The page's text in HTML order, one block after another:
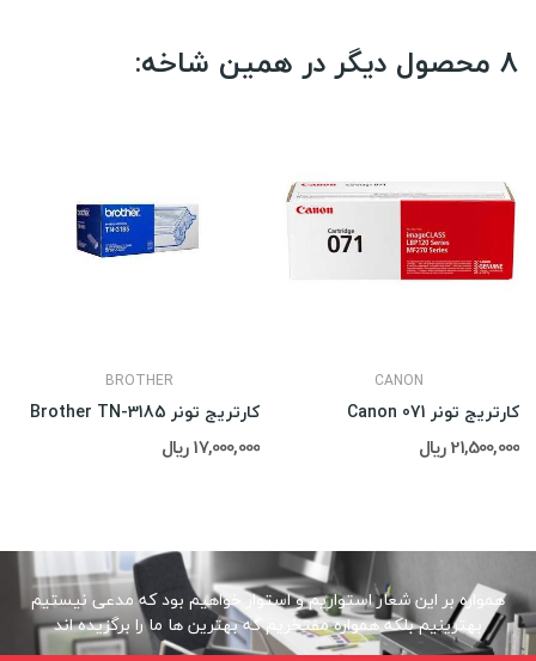
8 محصول دیگر در همین شاخه:
BROTHER
کارتریج تونر Brother TN-3185
17,000,000 ریال
CANON
کارتریج تونر Canon 071
21,500,000 ریال
همواره بر این شعار استواریم و استوار خواهیم بود که مدعی نیستیم
بهترینیم بلکه همواره مفتخریم که بهترین ها ما را برگزیده اند